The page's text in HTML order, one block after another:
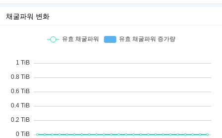
채굴파워 변화